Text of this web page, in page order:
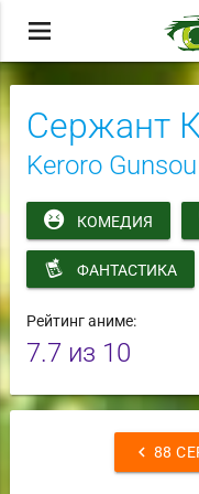
menu
Сержант
Keroro Gunsou
КОМЕДИЯ
ФАНТАСТИКА
Рейтинг аниме:
7.7из 10
chevron_left 88